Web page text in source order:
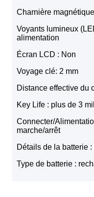
Charnière
Voyants lumineux
alimentation
Écran LCD : Non
Voyage clé: 2 mm
Distance effective du
Key Life : plus de 3
Connecter/
marche/arrêt
Détails de la batterie
Type de batterie :